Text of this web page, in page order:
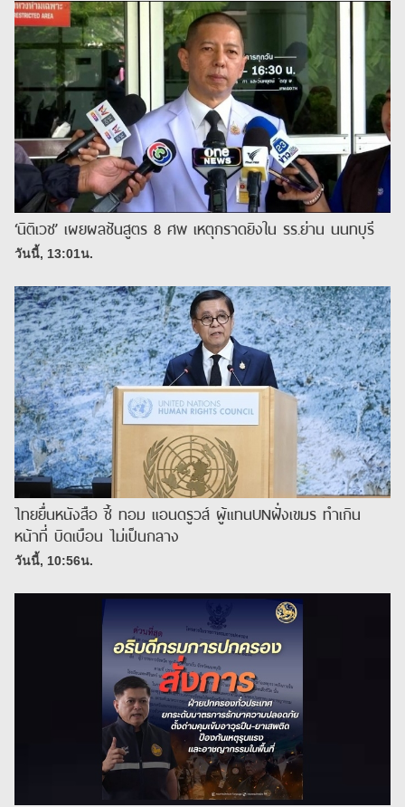
‘นิติเวช’ เผยผลชันสูตร 8 ศพ เหตุกราดยิงใน รร.ย่าน นนทบุรี
วันนี้, 13:01น.
ไทยยื่นหนังสือ ชี้ ทอม แอนดรูวส์ ผู้แทนUNฝั่งเขมร ทำเกิน
หน้าที่ บิดเบือน ไม่เป็นกลาง
วันนี้, 10:56น.